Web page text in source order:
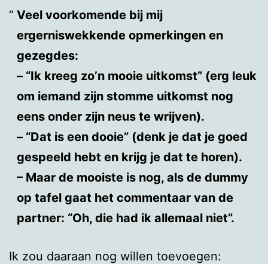
Veel voorkomende bij mij
ergerniswekkende opmerkingen en
gezegdes:
– “Ik kreeg zo’n mooie uitkomst” (erg leuk
om iemand zijn stomme uitkomst nog
eens onder zijn neus te wrijven).
– “Dat is een dooie” (denk je dat je goed
gespeeld hebt en krijg je dat te horen).
– Maar de mooiste is nog, als de dummy
op tafel gaat het commentaar van de
partner: “Oh, die had ik allemaal niet”.
Ik zou daaraan nog willen toevoegen: